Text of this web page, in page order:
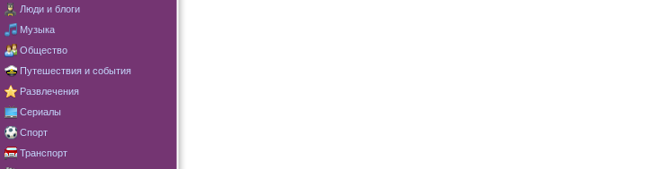
Люди и блоги
Музыка
Общество
Путешествия и события
Развлечения
Сериалы
Спорт
Транспорт